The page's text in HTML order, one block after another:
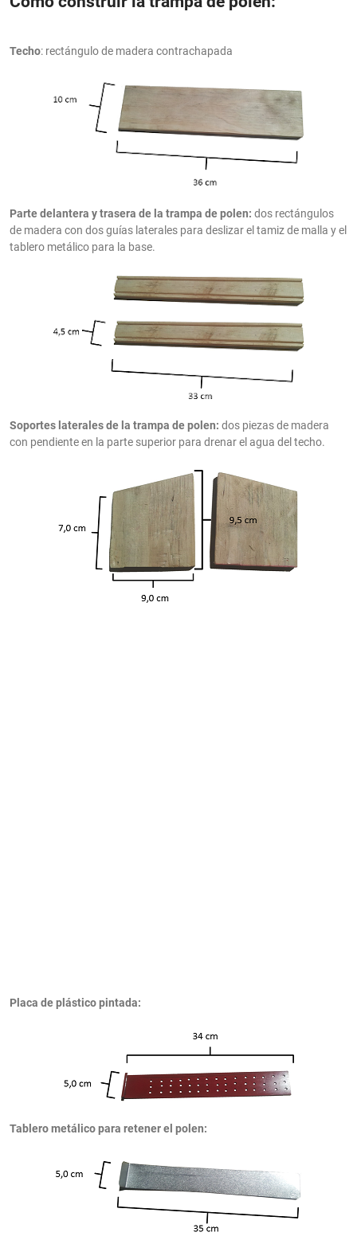
Techo: rectángulo de madera contrachapada
Parte delantera y trasera de la trampa de polen: dos rectángulos
de madera con dos guías laterales para deslizar el tamiz de malla y el
tablero metálico para la base.
Soportes laterales de la trampa de polen: dos piezas de madera
con pendiente en la parte superior para drenar el agua del techo.
Placa de plástico pintada:
Tablero metálico para retener el polen: